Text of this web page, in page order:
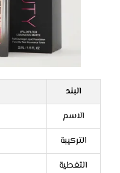
البند
الاسم
التركيبة
التغطية